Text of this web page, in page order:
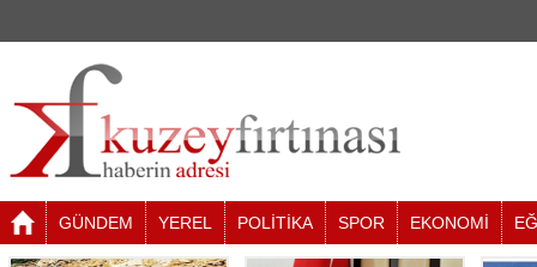
GÜNDEM YEREL POLİTİKA SPOR EKONOMİ